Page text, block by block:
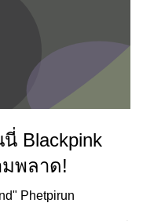
Blackpink
พลาด!
Phetpirun